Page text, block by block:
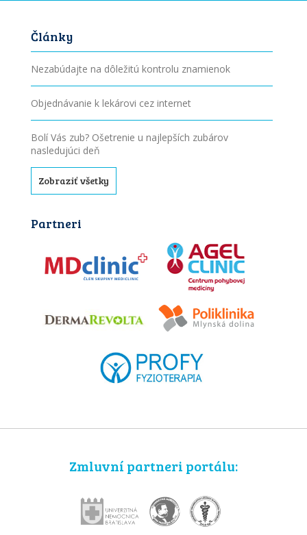
Články
Nezabúdajte na dôležitú kontrolu znamienok
Objednávanie k lekárovi cez internet
Bolí Vás zub? Ošetrenie u najlepších zubárov
nasledujúci deň
Zobraziť všetky
Partneri
Zmluvní partneri portálu: